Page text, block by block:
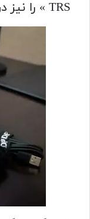
TRS » را نیز دریافت نمایید.